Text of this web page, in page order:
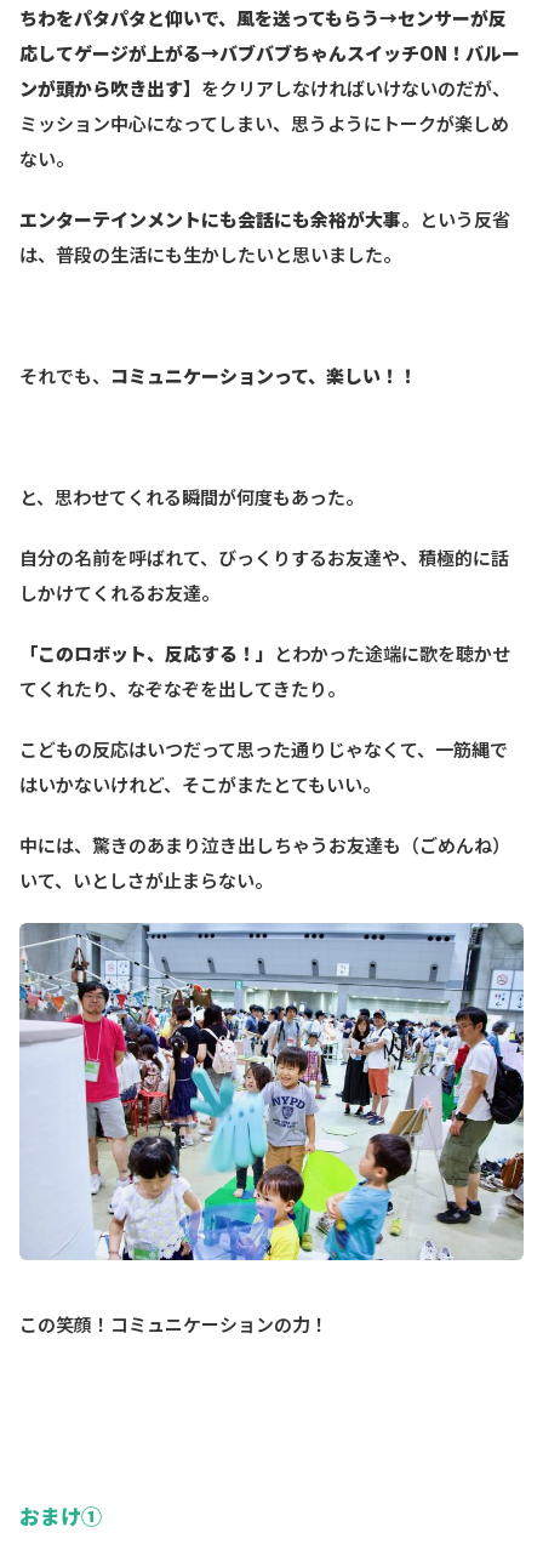
ちわをパタパタと仰いで、風を送ってもらう→センサーが反
応してゲージが上がる→バブバブちゃんスイッチON！バルー
ンが頭から吹き出す】 をクリアしなければいけないのだが、
ミッション中心になってしまい、思うようにトークが楽しめ
ない。
エンターテインメントにも会話にも余裕が大事。という反省
は、普段の生活にも生かしたいと思いました。
それでも、 コミュニケーションって、楽しい！！
と、思わせてくれる瞬間が何度もあった。
自分の名前を呼ばれて、びっくりするお友達や、積極的に話
しかけてくれるお友達。
「このロボット、反応する！」 とわかった途端に歌を聴かせ
てくれたり、なぞなぞを出してきたり。
こどもの反応はいつだって思った通りじゃなくて、一筋縄で
はいかないけれど、そこがまたとてもいい。
中には、驚きのあまり泣き出しちゃうお友達も（ごめんね）
いて、いとしさが止まらない。
この笑顔！コミュニケーションの力！
おまけ①